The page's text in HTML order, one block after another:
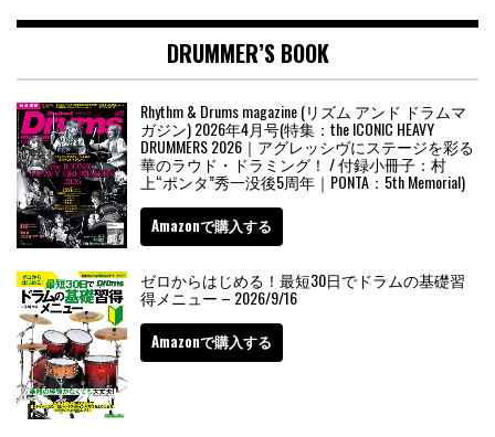
DRUMMER’S BOOK
Rhythm & Drums magazine (リズム アンド ドラムマ
ガジン) 2026年4月号(特集：the ICONIC HEAVY
DRUMMERS 2026｜アグレッシヴにステージを彩る
華のラウド・ドラミング！ / 付録小冊子：村
上“ポンタ”秀一没後5周年｜PONTA：5th Memorial)
Amazonで購入する
ゼロからはじめる！最短30日でドラムの基礎習
得メニュー – 2026/9/16
Amazonで購入する